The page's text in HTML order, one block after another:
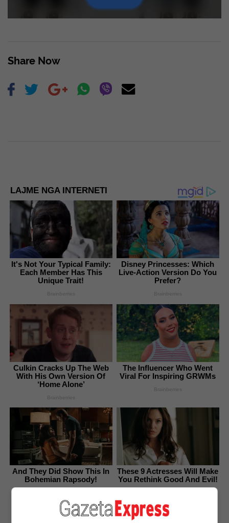
Share Now
LAJME NGA INTERNETI
It's Not Your Typical Family:
Each Member Has This
Unique Trait!
Brainberries
Disney Princesses: Which
Live-Action Version Do You
Prefer?
Brainberries
Culkin Cracks Up The Web
With His Own Version Of
‘Home Alone’
Brainberries
The Influencer Who Went
Viral For Inspiring GRWMs
Brainberries
And They Did Show This In
Bohemian Rapsody!
These 9 Actresses Will Make
You Rethink Good And Evil!